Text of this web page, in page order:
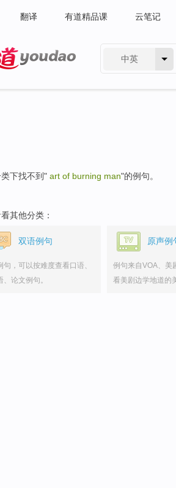
翻译 有道精品课 云笔记
中英
下找不到" art of burning man"的例句。
其他分类：
双语例句
句，可以按难度查看口语、
、论文例句。
原声例
例句来自VOA、美
看美剧边学地道的